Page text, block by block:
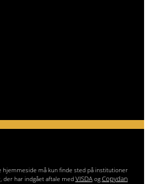
hjemmeside må kun finde sted på institutioner
har indgået aftale med VISDAogCopydan